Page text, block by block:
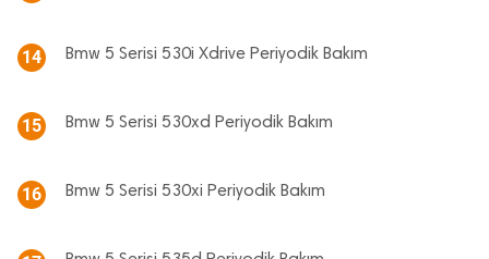
14 Bmw 5 Serisi 530i Xdrive Periyodik Bakım
15 Bmw 5 Serisi 530xd Periyodik Bakım
16 Bmw 5 Serisi 530xi Periyodik Bakım